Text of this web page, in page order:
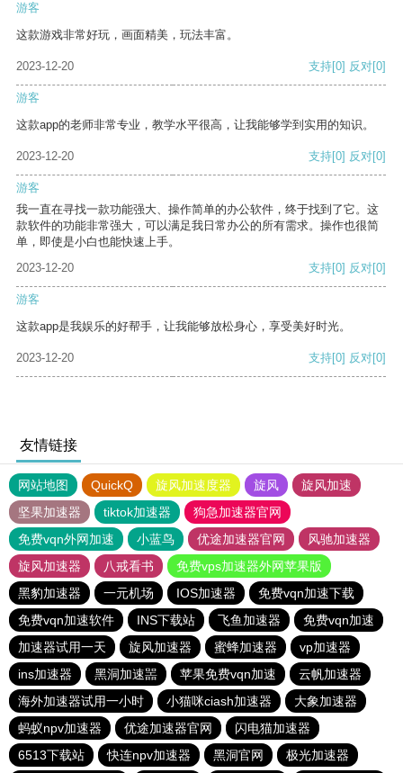
游客
这款游戏非常好玩，画面精美，玩法丰富。
2023-12-20 支持[0] 反对[0]
游客
这款app的老师非常专业，教学水平很高，让我能够学到实用的知识。
2023-12-20 支持[0] 反对[0]
游客
我一直在寻找一款功能强大、操作简单的办公软件，终于找到了它。这
款软件的功能非常强大，可以满足我日常办公的所有需求。操作也很简
单，即使是小白也能快速上手。
2023-12-20
支持[0] 反对[0]
游客
这款app是我娱乐的好帮手，让我能够放松身心，享受美好时光。
2023-12-20 支持[0] 反对[0]
友情链接
网站地图 QuickQ 旋风加速度器 旋风
旋风加速
坚果加速器
tiktok加速器
狗急加速器官网
免费vqn外网加速
小蓝鸟 优途加速器官网
风驰加速器
旋风加速器
八戒看书
免费vps加速器外网苹果版
黑豹加速器
一元机场 IOS加速器
免费vqn加速下载
免费vqn加速软件
INS下载站 飞鱼加速器
免费vqn加速
加速器试用一天
旋风加速器 蜜蜂加速器
vp加速器
ins加速器
黑洞加速噐 苹果免费vqn加速
云帆加速器
海外加速器试用一小时
小猫咪ciash加速器
大象加速器
蚂蚁npv加速器
优途加速器官网
闪电猫加速器
6513下载站
快连npv加速器 黑洞官网 极光加速器